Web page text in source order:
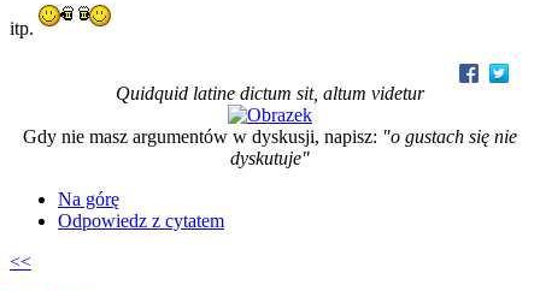
itp.
Quidquid latine dictum sit, altum videtur
Gdy nie masz argumentów w dyskusji, napisz: "o gustach się nie
dyskutuje"
Na górę
Odpowiedz z cytatem
<<